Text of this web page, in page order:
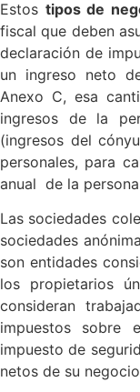
Estos tipos de
fiscal que deben
declaración de
un ingreso neto
Anexo C, esa
ingresos de la
(ingresos del
personales, para
anual de la
Las sociedades
sociedades
son entidades
los propietarios
consideran
impuestos sobre
impuesto de
netos de su